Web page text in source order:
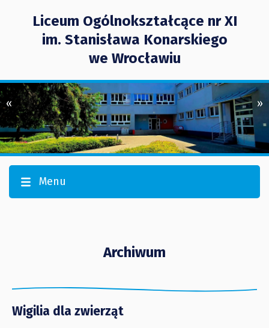
Liceum Ogólnokształcące nr XI
im. Stanisława Konarskiego
we Wrocławiu
« »
Menu
Archiwum
Wigilia dla zwierząt